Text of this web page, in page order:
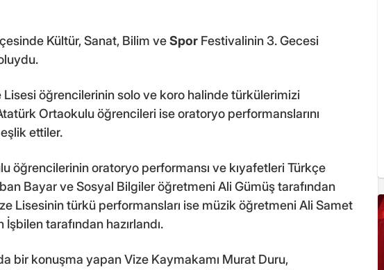
Kültür, Sanat, Bilim veSpor Festivalinin 3. Gecesi
Lisesi öğrencilerinin solo ve koro halinde türkülerimizi
Ortaokulu öğrencileri ise oratoryo performanslarını
ettiler.
öğrencilerinin oratoryo performansı ve kıyafetleri Türkçe
Bayar ve Sosyal Bilgiler öğretmeni Ali Gümüş tarafından
Lisesinin türkü performansları ise müzik öğretmeni Ali Samet
tarafından hazırlandı.
bir konuşma yapan Vize Kaymakamı Murat Duru,